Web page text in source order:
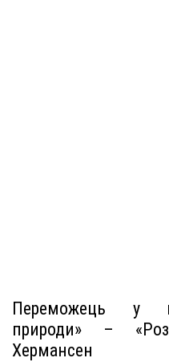
Переможець у
природи» –
Хермансен